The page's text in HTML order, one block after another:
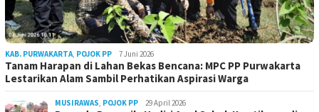
KAB. PURWAKARTA, POJOK PP 7 Juni 2026
Tanam Harapan di Lahan Bekas Bencana: MPC PP Purwakarta
Lestarikan Alam Sambil Perhatikan Aspirasi Warga
MUSIRAWAS, POJOK PP 29 April 2026